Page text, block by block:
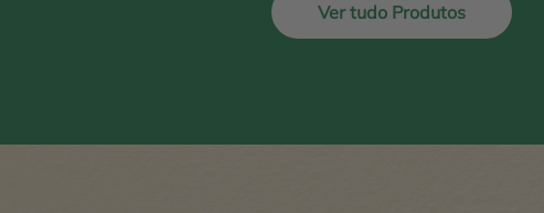
Ver tudo Produtos